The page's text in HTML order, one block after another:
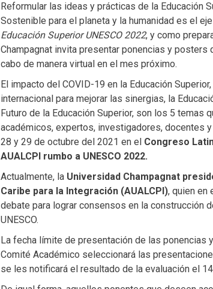
Reformular las ideas y prácticas de la Educación
Sostenible para el planeta y la humanidad es el
Educación Superior UNESCO 2022, y como
Champagnat invita presentar ponencias y
cabo de manera virtual en el mes próximo.
El impacto del COVID-19 en la Educación
internacional para mejorar las sinergias, la
Futuro de la Educación Superior, son los 5 temas
académicos, expertos, investigadores, docentes
28 y 29 de octubre del 2021 en el Congreso
AUALCPI rumbo a UNESCO 2022.
Actualmente, la Universidad Champagnat
Caribe para la Integración (AUALCPI), quien en
debate para lograr consensos en la construcción
UNESCO.
La fecha límite de presentación de las ponencias
Comité Académico seleccionará las
se les notificará el resultado de la evaluación el